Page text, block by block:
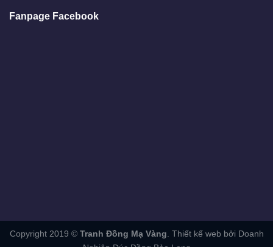
Fanpage Facebook
Copyright 2019 © Tranh Đồng Mạ Vàng . Thiết kế web bởi Doanh